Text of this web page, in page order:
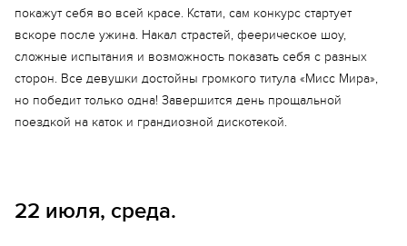
покажут себя во всей красе. Кстати, сам конкурс стартует
вскоре после ужина. Накал страстей, феерическое шоу,
сложные испытания и возможность показать себя с разных
сторон. Все девушки достойны громкого титула «Мисс Мира»,
но победит только одна! Завершится день прощальной
поездкой на каток и грандиозной дискотекой.
22 июля, среда.